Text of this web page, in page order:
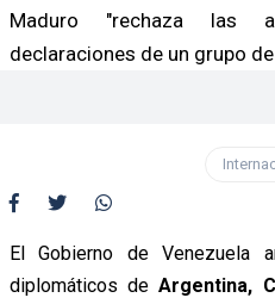
Maduro "rechaza las
declaraciones de un grupo
El Gobierno de Venezuela
diplomáticos deArgentina,